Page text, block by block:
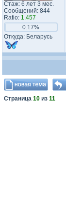
Стаж: 6 лет 3 мес.
Сообщений: 844
Ratio: 1.457
0.17%
Откуда: Беларусь
Страница 10 из 11